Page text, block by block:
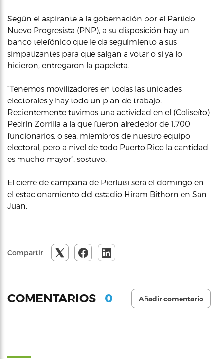
Según el aspirante a la gobernación por el Partido
Nuevo Progresista (PNP), a su disposición hay un
banco telefónico que le da seguimiento a sus
simpatizantes para que salgan a votar o si ya lo
hicieron, entregaron la papeleta.
“Tenemos movilizadores en todas las unidades
electorales y hay todo un plan de trabajo.
Recientemente tuvimos una actividad en el (Coliseíto)
Pedrín Zorrilla a la que fueron alrededor de 1,700
funcionarios, o sea, miembros de nuestro equipo
electoral, pero a nivel de todo Puerto Rico la cantidad
es mucho mayor”, sostuvo.
El cierre de campaña de Pierluisi será el domingo en
el estacionamiento del estadio Hiram Bithorn en San
Juan.
Compartir
COMENTARIOS 0 Añadir comentario